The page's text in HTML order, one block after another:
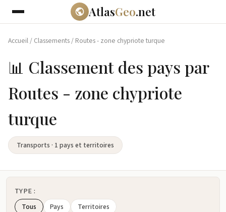
AtlasGeo.net
Accueil/ Classements/ Routes - zone chypriote turque
📊 Classement des pays par
Routes - zone chypriote
turque
Transports · 1 pays et territoires
TYPE :
Tous Pays Territoires